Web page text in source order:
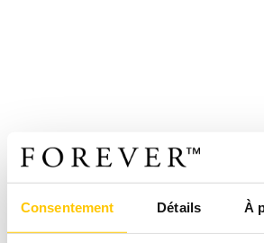
Consentement Détails À